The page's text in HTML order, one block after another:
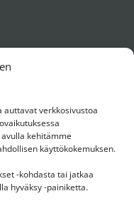
auttavat verkkosivustoa
kehitämme
käyttökokemuksen.
-kohdasta tai jatkaa
hyväksy -painiketta.